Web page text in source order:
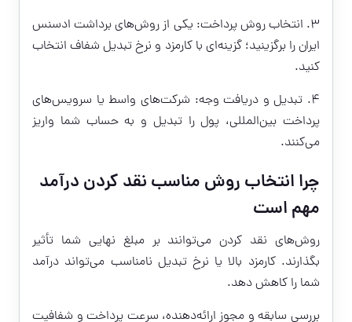
3. انتخاب روش پرداخت: یکی از روش‌های برداشت ادسنس
ایران را برگزینید؛ گزینه‌ای با کارمزد و نرخ تبدیل شفاف انتخاب
کنید.
4. تبدیل و دریافت وجه: شرکت‌های واسط یا سرویس‌های
پرداخت بین‌المللی، پول را تبدیل و به حساب شما واریز
می‌کنند.
چرا انتخاب روش مناسب نقد کردن درآمد
مهم است
روش‌های نقد کردن می‌توانند بر مبلغ نهایی شما تأثیر
بگذارند. کارمزد بالا یا نرخ تبدیل نامناسب می‌تواند درآمد
شما را کاهش دهد.
بررسی سابقه و مجوز ارائه‌دهنده، سرعت پرداخت و شفافیت